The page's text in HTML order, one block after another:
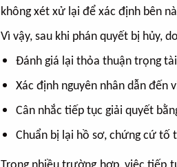
không xét xử lại để xác định bên
Vì vậy, sau khi phán quyết bị hủy,
Đánh giá lại thỏa thuận trọng
Xác định nguyên nhân dẫn đến
Cân nhắc tiếp tục giải quyết
Chuẩn bị lại hồ sơ, chứng cứ tố